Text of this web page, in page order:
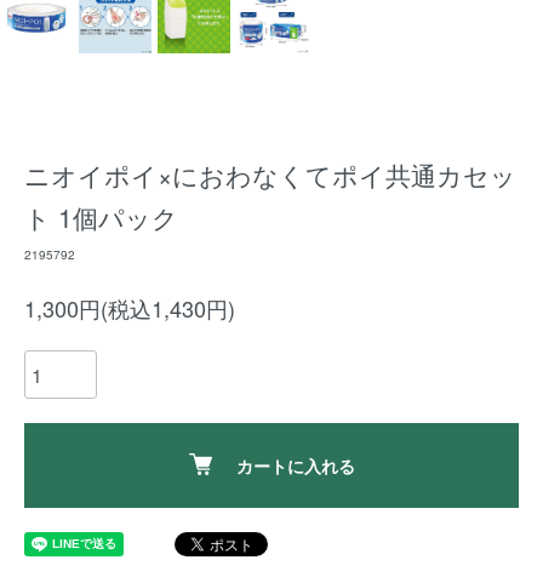
ニオイポイ×におわなくてポイ共通カセッ
ト 1個パック
2195792
1,300円(税込1,430円)
カートに入れる